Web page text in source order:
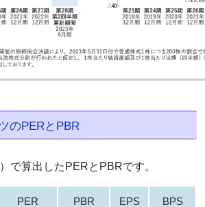
のPERとPBR
で算出したPERとPBRです。
PER PBR EPS
BPS